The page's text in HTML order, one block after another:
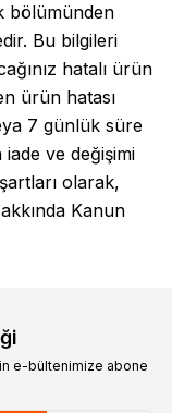
bölümünden
Bu bilgileri
hatalı ürün
ürün hatası
7 günlük süre
ve değişimi
olarak,
Kanun
e-bültenimize abone